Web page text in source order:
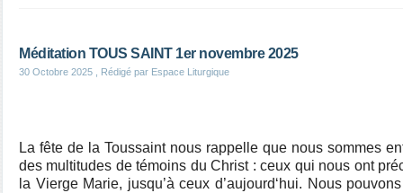
Méditation TOUS SAINT 1er novembre 2025
30 Octobre 2025 , Rédigé par Espace Liturgique
La fête de la Toussaint nous rappelle que nous sommes
des multitudes de témoins du Christ : ceux qui nous ont
la Vierge Marie, jusqu’à ceux d’aujourd‘hui. Nous